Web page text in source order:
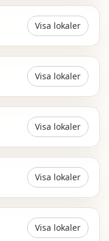
Visa lokaler
Visa lokaler
Visa lokaler
Visa lokaler
Visa lokaler